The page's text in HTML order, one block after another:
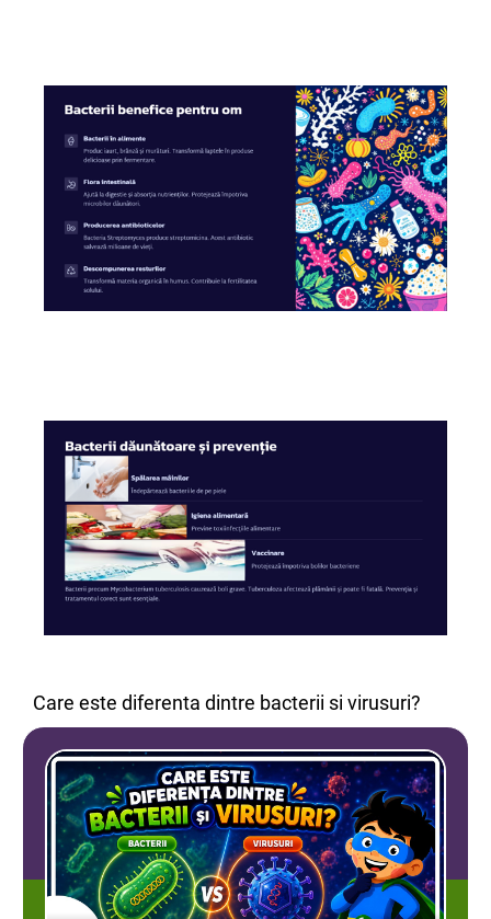
Care este diferenta dintre bacterii si virusuri?